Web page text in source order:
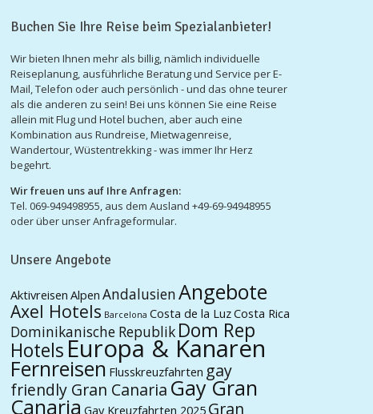
Buchen Sie Ihre Reise beim Spezialanbieter!
Wir bieten Ihnen mehr als billig, nämlich individuelle
Reiseplanung, ausführliche Beratung und Service per E-
Mail, Telefon oder auch persönlich - und das ohne teurer
als die anderen zu sein! Bei uns können Sie eine Reise
allein mit Flug und Hotel buchen, aber auch eine
Kombination aus Rundreise, Mietwagenreise,
Wandertour, Wüstentrekking - was immer Ihr Herz
begehrt.
Wir freuen uns auf Ihre Anfragen:
Tel. 069-949498955, aus dem Ausland +49-69-94948955
oder über unser Anfrageformular.
Unsere Angebote
Aktivreisen Alpen AndalusienAngebote
Axel Hotels Barcelona Costa de la LuzCosta Rica
Dominikanische Republik Dom Rep
Hotels Europa & Kanaren
Fernreisen Flusskreuzfahrten gay
friendly Gran Canaria Gay Gran
Canaria Gay Kreuzfahrten 2025 Gran